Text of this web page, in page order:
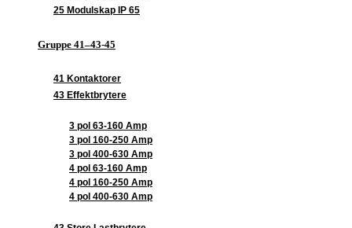
25 Modulskap IP 65
Gruppe 41–43-45
41 Kontaktorer
43 Effektbrytere
3 pol 63-160 Amp
3 pol 160-250 Amp
3 pol 400-630 Amp
4 pol 63-160 Amp
4 pol 160-250 Amp
4 pol 400-630 Amp